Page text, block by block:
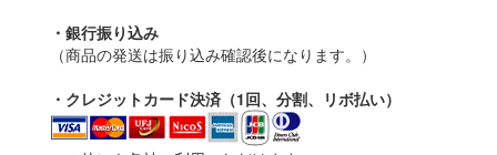
・銀行振り込み
（商品の発送は振り込み確認後になります。）
・クレジットカード決済（1回、分割、リボ払い）